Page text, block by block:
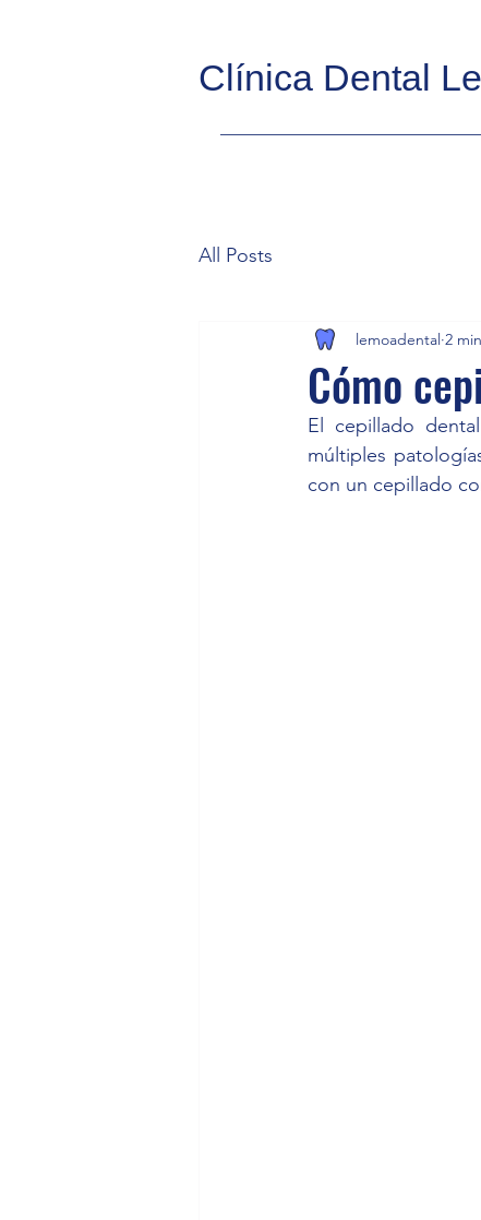
Clínica Dental
All Posts
Cómo
lemoadental 2
El cepillado
múltiples
con un cepillado